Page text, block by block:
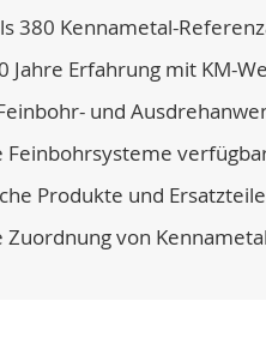
380 Kennametal-
Jahre Erfahrung mit KM-
und
Feinbohrsysteme
Produkte und
Zuordnung von